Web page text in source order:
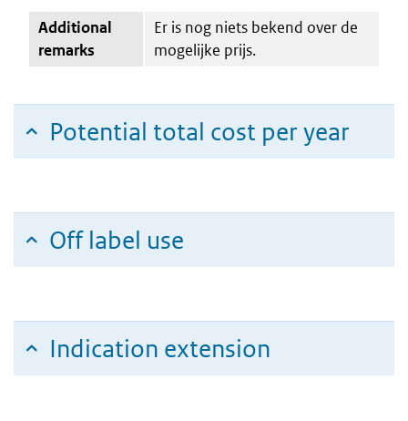
Additional
remarks
Er is nog niets bekend over de
mogelijke prijs.
Potential total cost per year
Off label use
Indication extension